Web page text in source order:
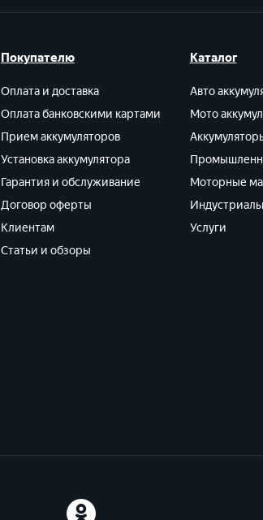
Покупателю
Оплата и доставка
Оплата банковскими картами
Прием аккумуляторов
Установка аккумулятора
Гарантия и обслуживание
Договор оферты
Клиентам
Статьи и обзоры
Каталог
Авто
Мото
Моторные
Услуги